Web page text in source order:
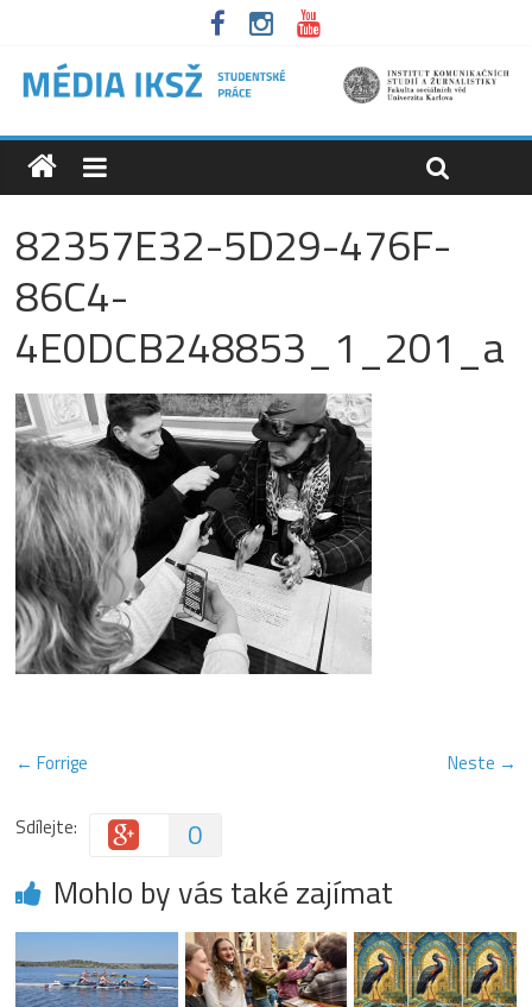
82357E32-5D29-476F-
86C4-
4E0DCB248853_1_201_a
← Forrige Neste →
Sdílejte: 0
Mohlo by vás také zajímat